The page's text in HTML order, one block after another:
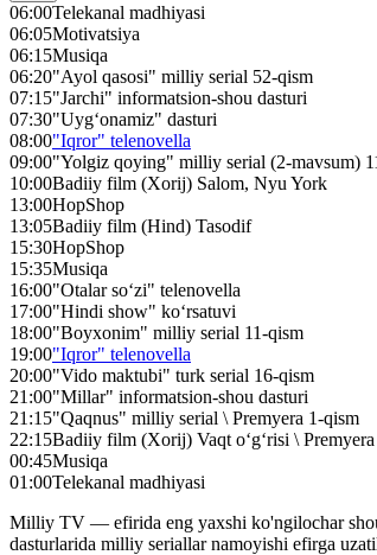
06:00Telekanal madhiyasi
06:05Motivatsiya
06:15Musiqa
06:20"Ayol qasosi" milliy serial 52-qism
07:15"Jarchi" informatsion-shou dasturi
07:30"Uyg‘onamiz" dasturi
08:00"Iqror" telenovella
09:00"Yolgiz qoying" milliy serial (2-mavsum)
10:00Badiiy film (Xorij) Salom, Nyu York
13:00HopShop
13:05Badiiy film (Hind) Tasodif
15:30HopShop
15:35Musiqa
16:00"Otalar so‘zi" telenovella
17:00"Hindi show" ko‘rsatuvi
18:00"Boyxonim" milliy serial 11-qism
19:00"Iqror" telenovella
20:00"Vido maktubi" turk serial 16-qism
21:00"Millar" informatsion-shou dasturi
21:15"Qaqnus" milliy serial \ Premyera 1-qism
22:15Badiiy film (Xorij) Vaqt o‘g‘risi \ Premyera
00:45Musiqa
01:00Telekanal madhiyasi
Milliy TV — efirida eng yaxshi ko'ngilochar
dasturlarida milliy seriallar namoyishi efirga